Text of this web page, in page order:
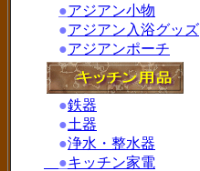
●アジアン小物
●アジアン入浴グッズ
●アジアンポーチ
●鉄器
●土器
●浄水・整水器
●キッチン家電